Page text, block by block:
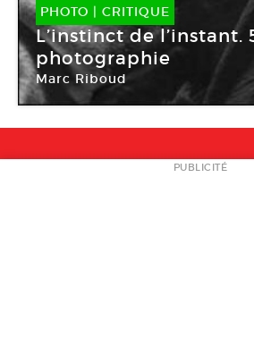
PHOTO | CRITIQUE
L’instinct de l’instant.
photographie
Marc Riboud
NEWSLETTER
PUBLICITÉ